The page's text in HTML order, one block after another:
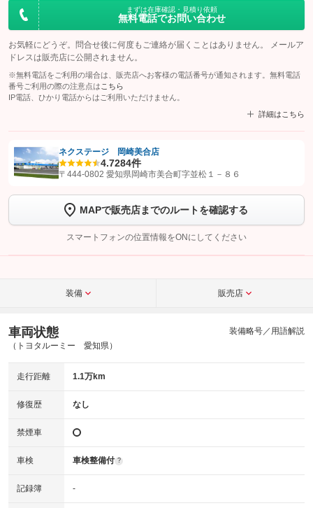
まずは在庫確認・見積り依頼
無料電話でお問い合わせ
お気軽にどうぞ。問合せ後に何度もご連絡が届くことはありません。 メールア
ドレスは販売店に公開されません。
※無料電話をご利用の場合は、販売店へお客様の電話番号が通知されます。無料電話
番号ご利用の際の注意点は こちら
IP電話、ひかり電話からはご利用いただけません。
詳細はこちら
【STEP1】認証画面でグーネットを友だち追加してから「許可する」ボタンを押
トーク画面で
ボタンをタップして問い合わせを
完了してください。
こちら
ネクステージ 岡崎美合店
4.7284件
〒444-0802 愛知県岡崎市美合町字並松１－８６
MAPで販売店までのルートを確認する
スマートフォンの位置情報をONにしてください
装備 販売店
車両状態
（トヨタルーミー 愛知県）
装備略号／用語解説
走行距離 1.1万km
修復歴 なし
禁煙車
車検 車検整備付 ?
記録簿 -